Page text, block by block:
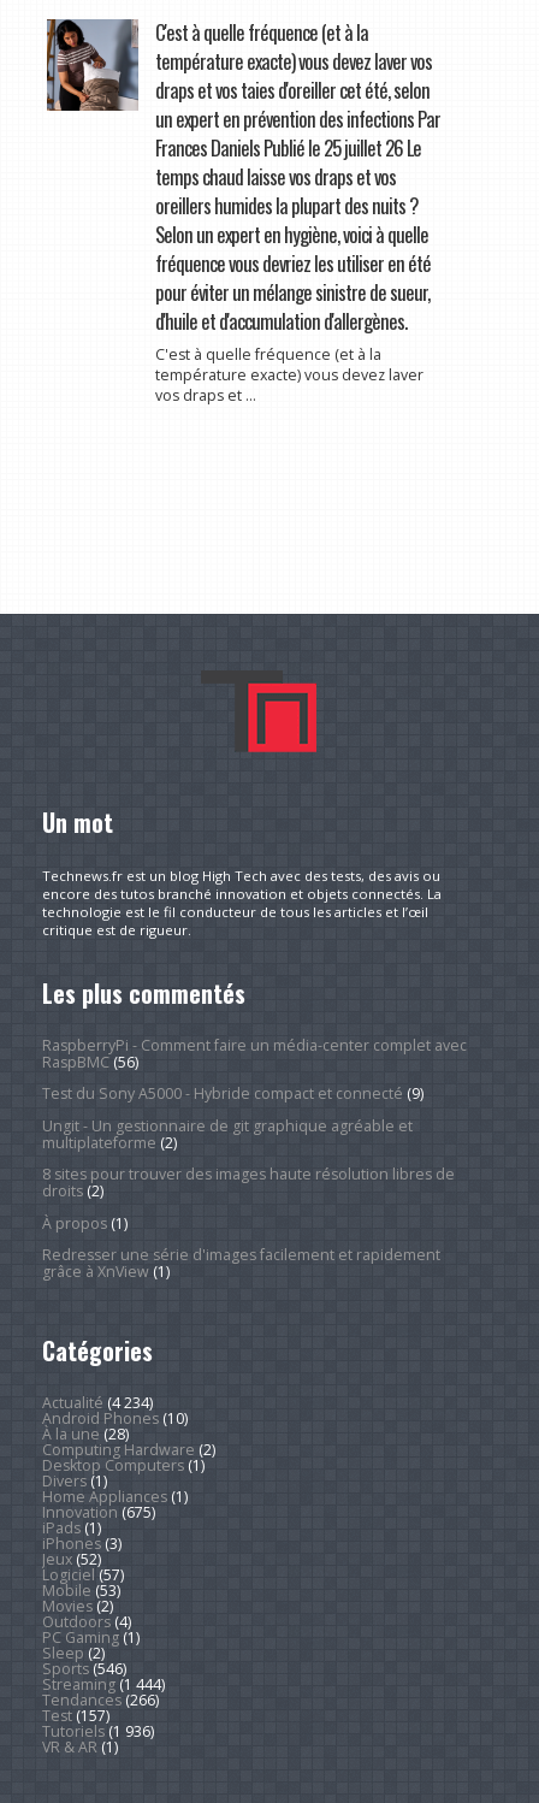
C'est à quelle fréquence (et à la
température exacte) vous devez laver vos
draps et vos taies d'oreiller cet été, selon
un expert en prévention des infections Par
Frances Daniels Publié le 25 juillet 26 Le
temps chaud laisse vos draps et vos
oreillers humides la plupart des nuits ?
Selon un expert en hygiène, voici à quelle
fréquence vous devriez les utiliser en été
pour éviter un mélange sinistre de sueur,
d'huile et d'accumulation d'allergènes.
C'est à quelle fréquence (et à la
température exacte) vous devez laver
vos draps et ...
Un mot
Technews.fr est un blog High Tech avec des tests, des avis ou
encore des tutos branché innovation et objets connectés. La
technologie est le fil conducteur de tous les articles et l’œil
critique est de rigueur.
Les plus commentés
RaspberryPi - Comment faire un média-center complet avec
RaspBMC(56)
Test du Sony A5000 - Hybride compact et connecté (9)
Ungit - Un gestionnaire de git graphique agréable et
multiplateforme (2)
8 sites pour trouver des images haute résolution libres de
droits(2)
À propos(1)
Redresser une série d'images facilement et rapidement
grâce à XnView(1)
Catégories
Actualité (4 234)
Android Phones(10)
À la une (28)
Computing Hardware (2)
Desktop Computers(1)
Divers(1)
Home Appliances(1)
Innovation (675)
iPads(1)
iPhones(3)
Jeux(52)
Logiciel (57)
Mobile (53)
Movies(2)
Outdoors(4)
PC Gaming(1)
Sleep (2)
Sports(546)
Streaming(1 444)
Tendances(266)
Test(157)
Tutoriels(1 936)
VR & AR(1)